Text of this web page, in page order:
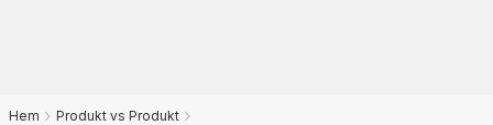
Hem
Produkt vs Produkt